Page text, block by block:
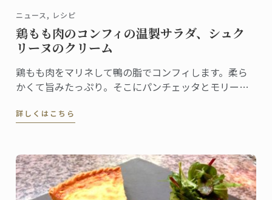
ニュース, レシピ
鶏もも肉のコンフィの温製サラダ、シュク
リーヌのクリーム
鶏もも肉をマリネして鴨の脂でコンフィします。柔ら
かくて旨みたっぷり。そこにパンチェッタとモリーユ
豊かな春の一品をお届けします。
詳しくはこちら